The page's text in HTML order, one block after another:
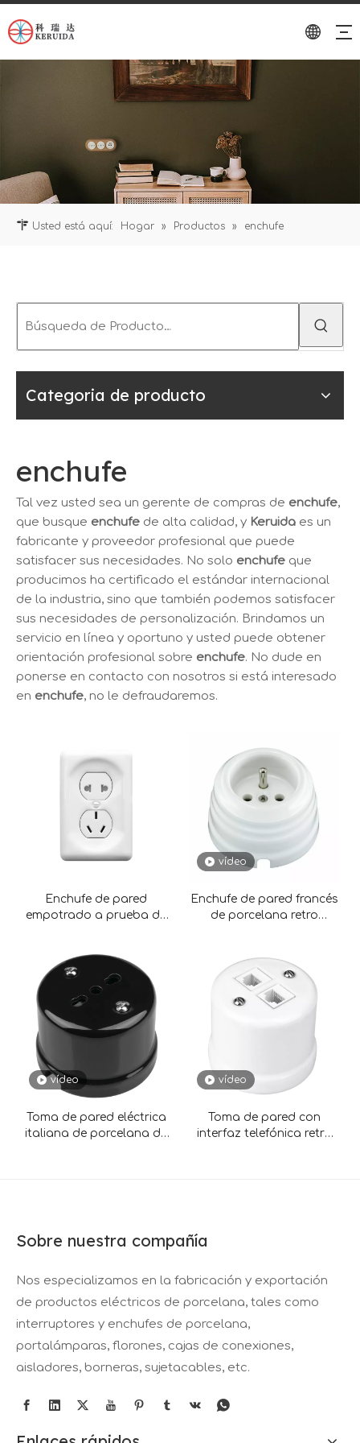
Usted está aquí: Hogar » Productos » enchufe
Categoria de producto
enchufe
Tal vez usted sea un gerente de compras de enchufe,
que busque enchufe de alta calidad, y Keruida es un
fabricante y proveedor profesional que puede
satisfacer sus necesidades. No solo enchufe que
producimos ha certificado el estándar internacional
de la industria, sino que también podemos satisfacer
sus necesidades de personalización. Brindamos un
servicio en línea y oportuno y usted puede obtener
orientación profesional sobre enchufe. No dude en
ponerse en contacto con nosotros si está interesado
en enchufe, no le defraudaremos.
Enchufe de pared
empotrado a prueba de
electrodomésticos
vídeo
Enchufe de pared francés
de porcelana retro
vídeo
Toma de pared eléctrica
italiana de porcelana de
vídeo
Toma de pared con
interfaz telefónica retro
Sobre nuestra compañía
Nos especializamos en la fabricación y exportación
de productos eléctricos de porcelana, tales como
interruptores y enchufes de porcelana,
portalámparas, florones, cajas de conexiones,
aisladores, borneras, sujetacables, etc.